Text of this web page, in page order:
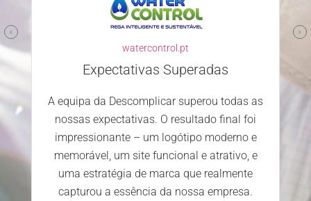
watercontrol.pt
Expectativas Superadas
A equipa da Descomplicar superou todas as
nossas expectativas. O resultado final foi
impressionante – um logótipo moderno e
memorável, um site funcional e atrativo, e
uma estratégia de marca que realmente
capturou a essência da nossa empresa.